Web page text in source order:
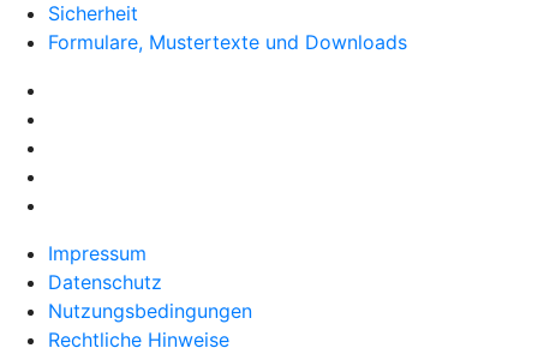
Sicherheit
Formulare, Mustertexte und Downloads
Impressum
Datenschutz
Nutzungsbedingungen
Rechtliche Hinweise